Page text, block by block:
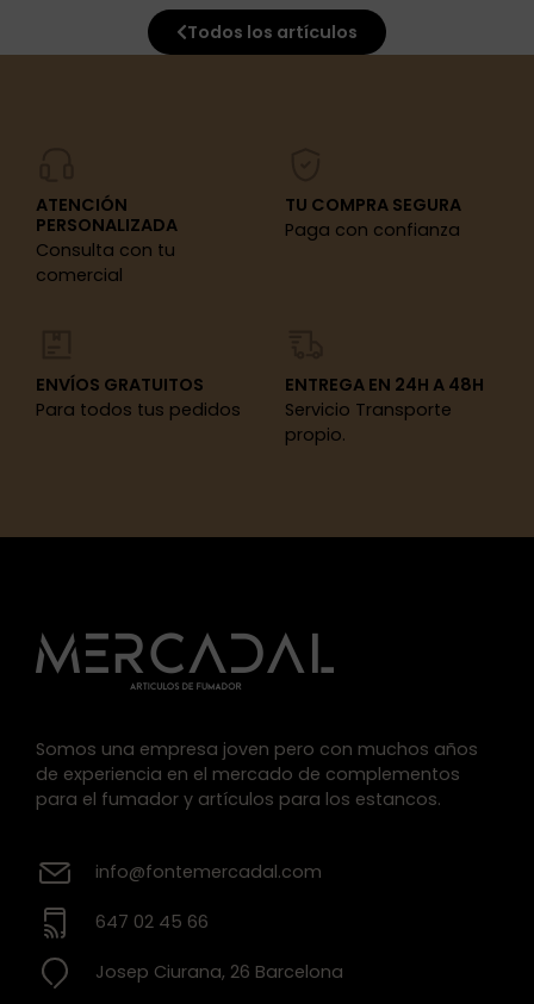
Todos los artículos
ATENCIÓN
PERSONALIZADA
Consulta con tu
comercial
TU COMPRA SEGURA
Paga con confianza
ENVÍOS GRATUITOS
Para todos tus pedidos
ENTREGA EN 24H A 48H
Servicio Transporte
propio.
Somos una empresa joven pero con muchos años
de experiencia en el mercado de complementos
para el fumador y artículos para los estancos.
info@fontemercadal.com
647 02 45 66
Josep Ciurana, 26 Barcelona